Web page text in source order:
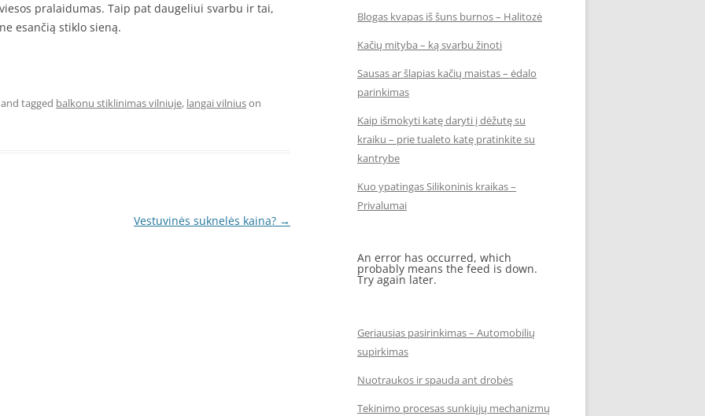
pralaidumas. Taip pat daugeliui svarbu ir tai,
esančią stiklo sieną.
and tagged balkonu stiklinimas vilniuje, langai vilniuson
Vestuvinės suknelės kaina? →
Blogas kvapas iš šuns burnos – Halitozė
Kačių mityba – ką svarbu žinoti
Sausas ar šlapias kačių maistas – ėdalo
parinkimas
Kaip išmokyti katę daryti į dėžutę su
kraiku – prie tualeto katę pratinkite su
kantrybe
Kuo ypatingas Silikoninis kraikas –
Privalumai
An error has occurred, which
probably means the feed is down.
Try again later.
Geriausias pasirinkimas – Automobilių
supirkimas
Nuotraukos ir spauda ant drobės
Tekinimo procesas sunkiųjų mechanizmų